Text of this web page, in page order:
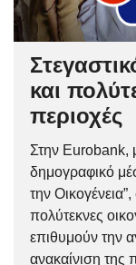
και
περιοχές
Στην Eurobank,
δημογραφικό
την Οικογένεια”,
πολύτεκνες
επιθυμούν την
ανακαίνιση της